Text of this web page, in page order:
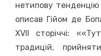
нетипову
описав Гійом де
XVII сторіччі:
традицій,